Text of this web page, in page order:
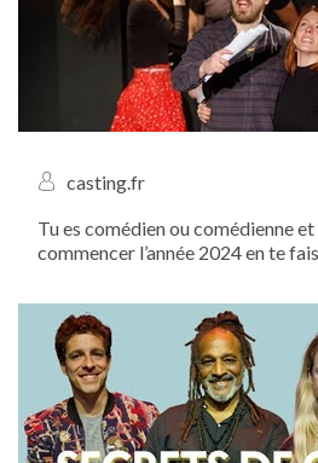
casting.fr
Tu es comédien ou comédienne
commencer l’année 2024 en te
comédiens pour avoir une
photos et vidéos professionnelles